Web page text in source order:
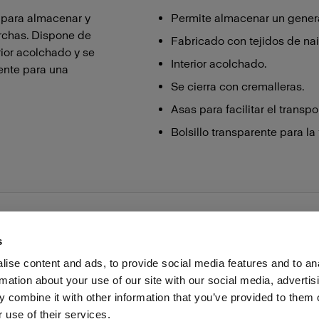
content and ads, to provide social media features and to
about your use of our site with our social media,
combine it with other information that you’ve provided to them
use of their services.
almacenar y
Dispone de
acolchado y se
para una
Permite almacenar un
Fabricado con tejidos de
Interior acolchado.
Se cierra con cremalleras.
Asas para facilitar el
Bolsillo transparente para
profesionales Prensa Inversores Share the Light